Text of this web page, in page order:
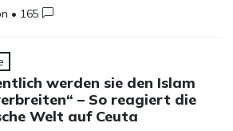
• 165
werden sie den Islam
– So reagiert die
Welt auf Ceuta